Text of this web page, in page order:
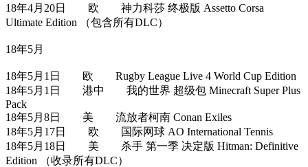
18年4月20日 欧 神力科莎 终极版 Assetto Corsa
Ultimate Edition （包含所有DLC）
18年5月
18年5月1日 欧 Rugby League Live 4 World Cup Edition
18年5月1日 港中 我的世界 超级包 Minecraft Super Plus
Pack
18年5月8日 美 流放者柯南 Conan Exiles
18年5月17日 欧 国际网球 AO International Tennis
18年5月18日 美 杀手 第一季 决定版 Hitman: Definitive
Edition （收录所有DLC）